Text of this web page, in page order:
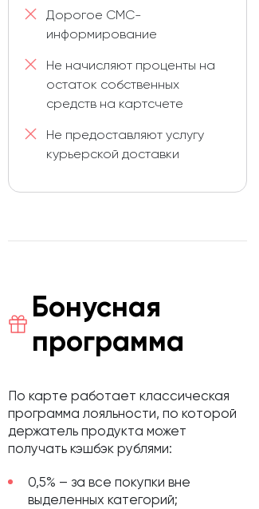
Дорогое СМС-
информирование
Не начисляют проценты на
остаток собственных
средств на картсчете
Не предоставляют услугу
курьерской доставки
Бонусная
программа
По карте работает классическая
программа лояльности, по которой
держатель продукта может
получать кэшбэк рублями:
0,5% – за все покупки вне
выделенных категорий;